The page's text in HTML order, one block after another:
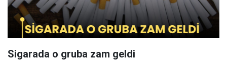
Sigarada o gruba zam geldi